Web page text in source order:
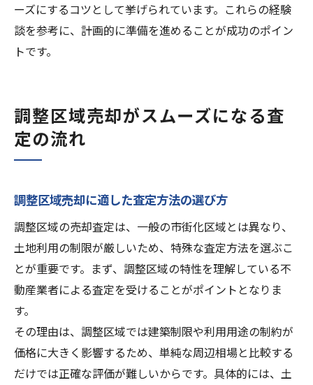
ーズにするコツとして挙げられています。これらの経験
談を参考に、計画的に準備を進めることが成功のポイン
トです。
調整区域売却がスムーズになる査
定の流れ
調整区域売却に適した査定方法の選び方
調整区域の売却査定は、一般の市街化区域とは異なり、
土地利用の制限が厳しいため、特殊な査定方法を選ぶこ
とが重要です。まず、調整区域の特性を理解している不
動産業者による査定を受けることがポイントとなりま
す。
その理由は、調整区域では建築制限や利用用途の制約が
価格に大きく影響するため、単純な周辺相場と比較する
だけでは正確な評価が難しいからです。具体的には、土